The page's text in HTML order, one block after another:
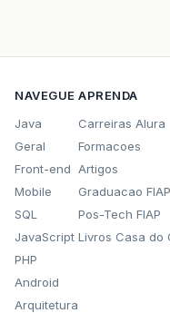
NAVEGUE
Java
Geral
Front-end
Mobile
SQL
JavaScript
PHP
Android
Arquitetura
APRENDA
Carreiras Alura
Formacoes
Artigos
Graduacao FIAP
Pos-Tech FIAP
Livros Casa do